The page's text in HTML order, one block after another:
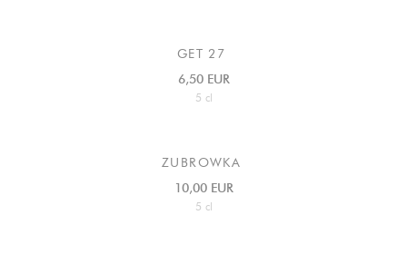
GET 27
6,50 EUR
5 cl
ZUBROWKA
10,00 EUR
5 cl